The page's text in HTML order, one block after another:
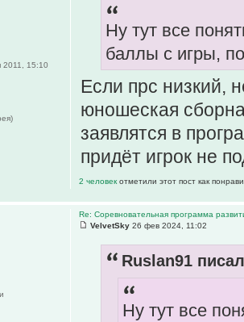
Ну тут все
баллы с игры,
Если прс низкий,
юношеская
заявлятся в
придёт игрок не
2 человек отметили этот пост как
2011, 15:10
Re: Соревновательная программа
VelvetSky 26 фев 2024, 11:02
Ruslan91
Ну тут все